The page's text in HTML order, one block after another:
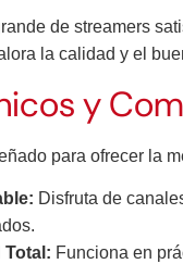
de streamers
la calidad y el
y
para ofrecer la
Disfruta de
Funciona en